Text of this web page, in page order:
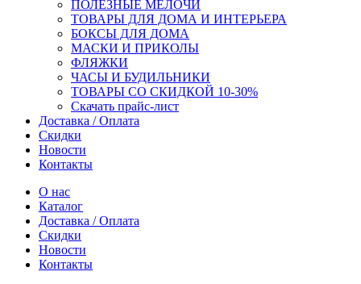
ПОЛЕЗНЫЕ МЕЛОЧИ
ТОВАРЫ ДЛЯ ДОМА И ИНТЕРЬЕРА
БОКСЫ ДЛЯ ДОМА
МАСКИ И ПРИКОЛЫ
ФЛЯЖКИ
ЧАСЫ И БУДИЛЬНИКИ
ТОВАРЫ СО СКИДКОЙ 10-30%
Скачать прайс-лист
Доставка / Оплата
Скидки
Новости
Контакты
О нас
Каталог
Доставка / Оплата
Скидки
Новости
Контакты